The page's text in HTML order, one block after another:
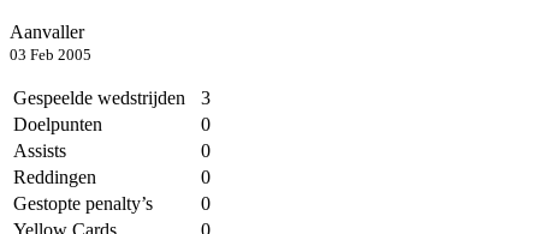
Aanvaller
03 Feb 2005
Gespeelde wedstrijden
3
Doelpunten
0
Assists
0
Reddingen
0
Gestopte penalty’s
0